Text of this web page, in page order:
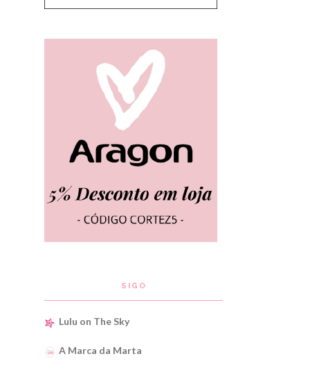
SIGO
Lulu on The Sky
A Marca da Marta